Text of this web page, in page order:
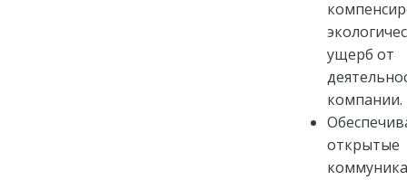
ущерб от
компании.
открытые